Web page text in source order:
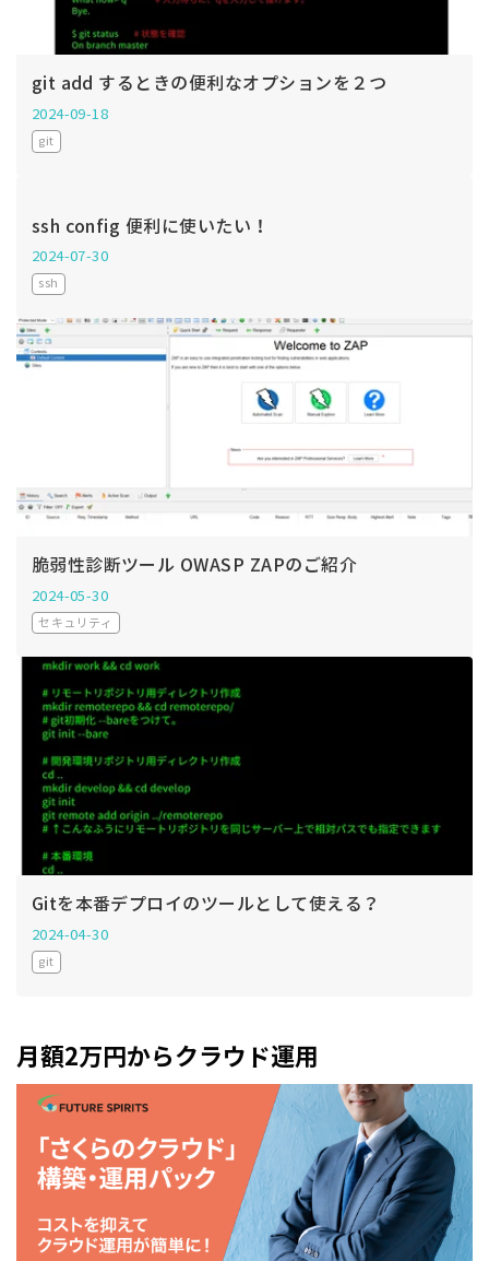
git add するときの便利なオプションを２つ
2024-09-18
git
ssh config 便利に使いたい！
2024-07-30
ssh
脆弱性診断ツール OWASP ZAPのご紹介
2024-05-30
セキュリティ
Gitを本番デプロイのツールとして使える？
2024-04-30
git
月額2万円からクラウド運用